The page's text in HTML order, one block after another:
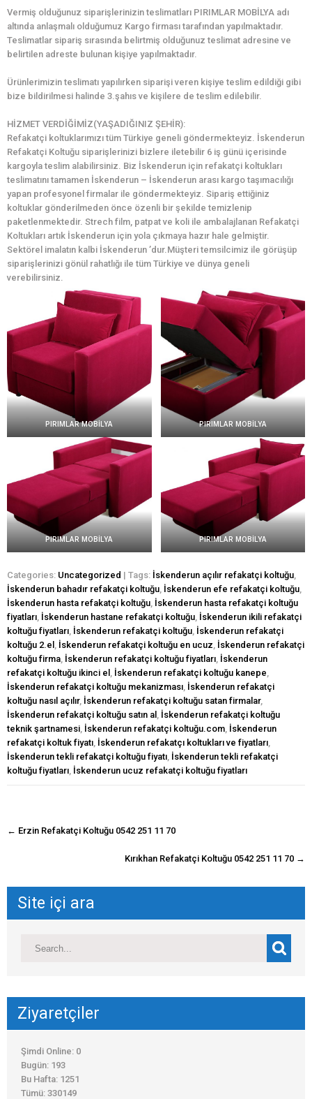
Vermiş olduğunuz siparişlerinizin teslimatları PIRIMLAR MOBİLYA adı
altında anlaşmalı olduğumuz Kargo firması tarafından yapılmaktadır.
Teslimatlar sipariş sırasında belirtmiş olduğunuz teslimat adresine ve
belirtilen adreste bulunan kişiye yapılmaktadır.
Ürünlerimizin teslimatı yapılırken siparişi veren kişiye teslim edildiği gibi
bize bildirilmesi halinde 3.şahıs ve kişilere de teslim edilebilir.
HİZMET VERDİĞİMİZ(YAŞADIĞINIZ ŞEHİR):
Refakatçi koltuklarımızı tüm Türkiye geneli göndermekteyiz. İskenderun
Refakatçi Koltuğu siparişlerinizi bizlere iletebilir 6 iş günü içerisinde
kargoyla teslim alabilirsiniz. Biz İskenderun için refakatçi koltukları
teslimatını tamamen İskenderun – İskenderun arası kargo taşımacılığı
yapan profesyonel firmalar ile göndermekteyiz. Sipariş ettiğiniz
koltuklar gönderilmeden önce özenli bir şekilde temizlenip
paketlenmektedir. Strech film, patpat ve koli ile ambalajlanan Refakatçi
Koltukları artık İskenderun için yola çıkmaya hazır hale gelmiştir.
Sektörel imalatın kalbi İskenderun ’dur.Müşteri temsilcimiz ile görüşüp
siparişlerinizi gönül rahatlığı ile tüm Türkiye ve dünya geneli
verebilirsiniz.
PIRIMLAR MOBİLYA PIRIMLAR MOBİLYA
PIRIMLAR MOBİLYA PIRIMLAR MOBİLYA
Categories: Uncategorized | Tags: İskenderun açılır refakatçi koltuğu
İskenderun bahadır refakatçi koltuğu İskenderun efe refakatçi koltuğu
İskenderun hasta refakatçi koltuğu İskenderun hasta refakatçi koltuğu
fiyatları İskenderun hastane refakatçi koltuğu İskenderun ikili refakatçi
koltuğu fiyatları İskenderun refakatçi koltuğu İskenderun refakatçi
koltuğu 2.el
İskenderun refakatçi koltuğu en ucuz İskenderun refakatçi
koltuğu firma İskenderun refakatçi koltuğu fiyatları İskenderun
refakatçi koltuğu ikinci el
İskenderun refakatçi koltuğu kanepe
İskenderun refakatçi koltuğu mekanizması İskenderun refakatçi
koltuğu nasıl açılır, İskenderun refakatçi koltuğu satan firmalar,
İskenderun refakatçi koltuğu satın al
İskenderun refakatçi koltuğu
teknik şartnamesi İskenderun refakatçi koltuğu.com İskenderun
refakatçi koltuk fiyatı İskenderun refakatçı koltukları ve fiyatları
İskenderun tekli refakatçi koltuğu fiyatı İskenderun tekli refakatçi
koltuğu fiyatları İskenderun ucuz refakatçi koltuğu fiyatları
navigasyon
← Erzin Refakatçi Koltuğu 0542 251 11 70
Kırıkhan Refakatçi Koltuğu 0542 251 11 70 →
Site içi ara
Ziyaretçiler
Şimdi Online: 0
Bugün: 193
Bu Hafta: 1251
Tümü: 330149